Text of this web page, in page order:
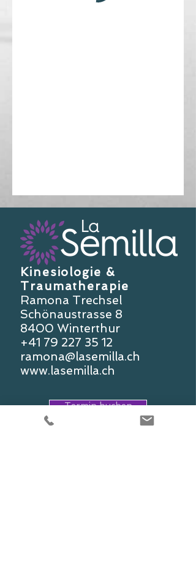
Kinesiologie &
Traumatherapie
Ramona Trechsel
Schönaustrasse 8
8400 Winterthur
+41 79 227 35 12
ramona@lasemilla.ch
www.lasemilla.ch
Termin buchen